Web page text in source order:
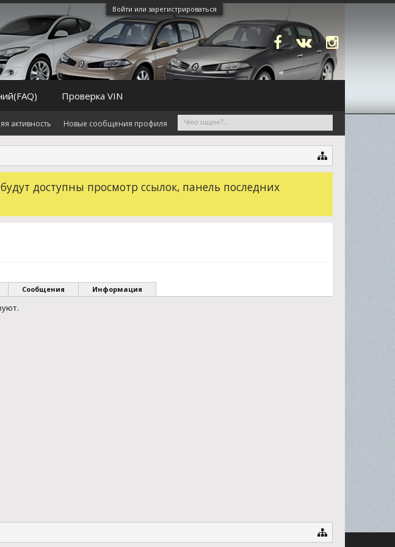
Войти или зарегистрироваться
доступны просмотр ссылок, панель последних
Сообщения Информация
активность Новые сообщения профиля
Проверка VIN